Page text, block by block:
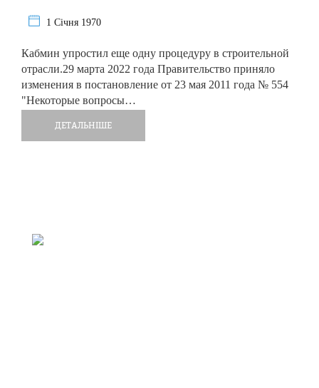
1 Січня 1970
Кабмин упростил еще одну процедуру в строительной
отрасли.29 марта 2022 года Правительство приняло
изменения в постановление от 23 мая 2011 года № 554
"Некоторые вопросы…
ДЕТАЛЬНІШЕ